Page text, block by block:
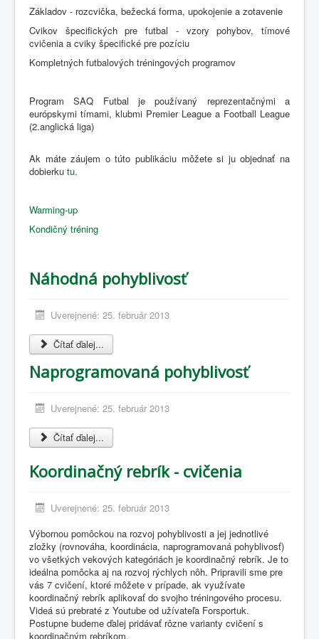
Základov - rozcvička, bežecká forma, upokojenie a zotavenie
Cvikov špecifických pre futbal - vzory pohybov, tímové
cvičenia a cviky špecifické pre pozíciu
Kompletných futbalových tréningových programov
Program SAQ Futbal je používaný reprezentačnými a
európskymi tímami, klubmi Premier League a Football League
(2.anglická liga)
Ak máte záujem o túto publikáciu môžete si ju objednať na
dobierku tu.
Warming-up
Kondičný tréning
Náhodná pohyblivosť
Uverejnené: 25. február 2013
Čítať ďalej...
Naprogramovaná pohyblivosť
Uverejnené: 25. február 2013
Čítať ďalej...
Koordinačný rebrík - cvičenia
Uverejnené: 25. február 2013
Výbornou pomôckou na rozvoj pohyblivosti a jej jednotlivé
zložky (rovnováha, koordinácia, naprogramovaná pohyblivosť)
vo všetkých vekových kategóriách je koordinačný rebrík. Je to
ideálna pomôcka aj na rozvoj rýchlych nôh. Pripravili sme pre
vás 7 cvičení, ktoré môžete v prípade, ak využívate
koordinačný rebrík aplikovať do svojho tréningového procesu.
Videá sú prebraté z Youtube od užívateľa Forsportuk.
Postupne budeme ďalej pridávať rôzne varianty cvičení s
koordinačným rebríkom.